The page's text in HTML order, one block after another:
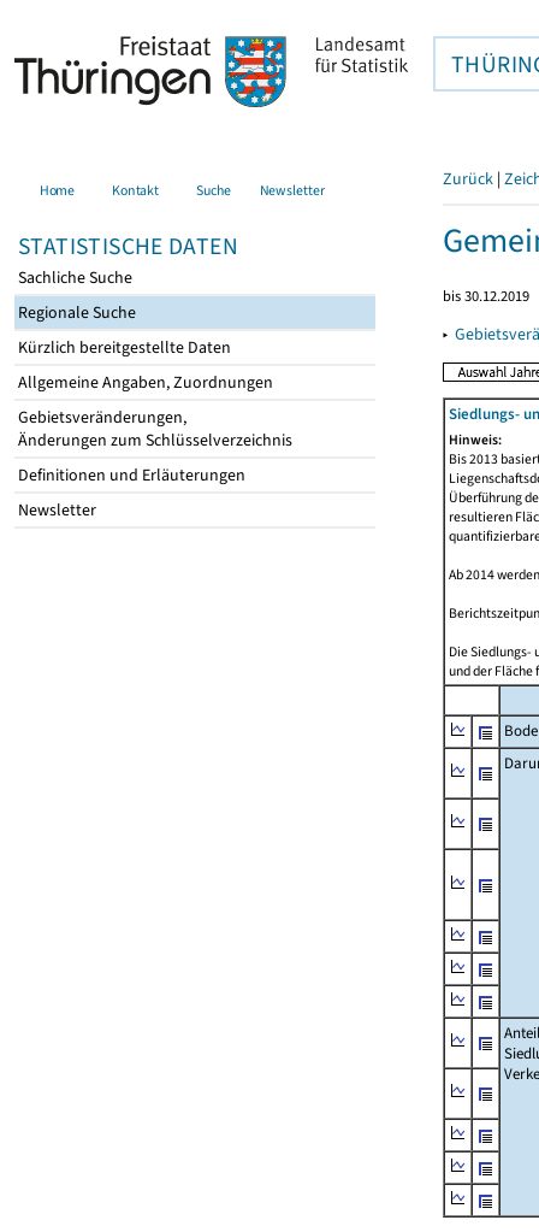
Home Kontakt Suche Newsletter
STATISTISCHE DATEN
Sachliche Suche
Regionale Suche
Kürzlich bereitgestellte Daten
Allgemeine Angaben, Zuordnungen
Gebietsveränderungen,
Änderungen zum Schlüsselverzeichnis
Definitionen und Erläuterungen
Newsletter
Zurück |
bis 30.12.2019
▸
Siedlungs-
Hinweis:
Bis 2013
Überführung
resultieren
Ab 2014
Die Siedlungs-
und der Fläche